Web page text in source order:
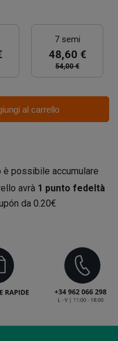
7 semi
48,60 €
54,00 €
al carrello
possibile accumulare
avrà 1 punto fedeltà
da 0.20€